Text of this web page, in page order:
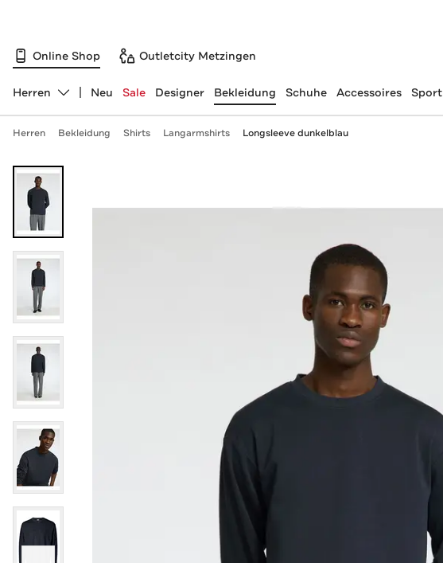
Online Shop Outletcity Metzingen
Abteilung ändern, ausgewählt:
Herren Neu Sale Designer Bekleidung Schuhe Accessoires Sport
Herren Bekleidung Shirts Langarmshirts Longsleeve dunkelblau